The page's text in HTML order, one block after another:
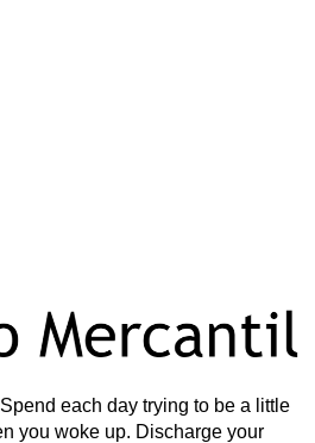
each day trying to be a little
you woke up. Discharge your